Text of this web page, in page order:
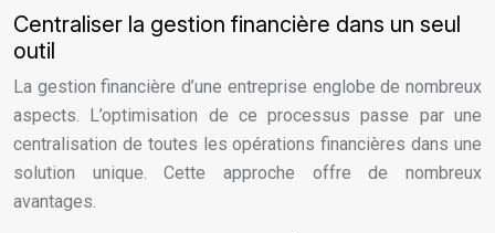
Centraliser la gestion financière dans un seul
outil
La gestion financière d’une entreprise englobe de nombreux
aspects. L’optimisation de ce processus passe par une
centralisation de toutes les opérations financières dans une
solution unique. Cette approche offre de nombreux
avantages.